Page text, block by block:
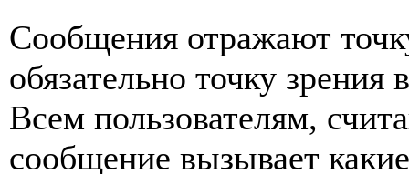
Сообщения отражают
обязательно точку
Всем пользователям,
сообщение вызывает